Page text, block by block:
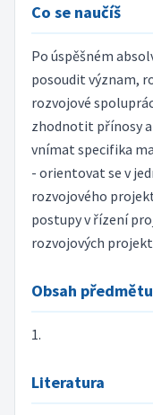
Co se naučíš
Po úspěšném
posoudit význam,
rozvojové
zhodnotit přínosy
vnímat specifika
- orientovat se v
rozvojového
postupy v řízení
rozvojových
Obsah předmětu
1.
Literatura